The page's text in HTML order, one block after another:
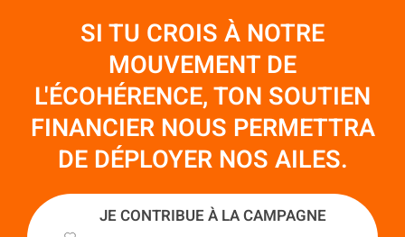
SI TU CROIS À NOTRE
MOUVEMENT DE
L'ÉCOHÉRENCE, TON SOUTIEN
FINANCIER NOUS PERMETTRA
DE DÉPLOYER NOS AILES.
JE CONTRIBUE À LA CAMPAGNE